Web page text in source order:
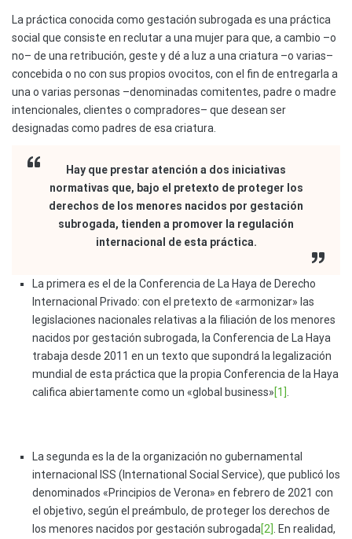
La práctica conocida como gestación subrogada es una práctica
social que consiste en reclutar a una mujer para que, a cambio –o
no– de una retribución, geste y dé a luz a una criatura –o varias–
concebida o no con sus propios ovocitos, con el fin de entregarla a
una o varias personas –denominadas comitentes, padre o madre
intencionales, clientes o compradores– que desean ser
designadas como padres de esa criatura.
Hay que prestar atención a dos iniciativas
normativas que, bajo el pretexto de proteger los
derechos de los menores nacidos por gestación
subrogada, tienden a promover la regulación
internacional de esta práctica.
La primera es el de la Conferencia de La Haya de Derecho
Internacional Privado: con el pretexto de «armonizar» las
legislaciones nacionales relativas a la filiación de los menores
nacidos por gestación subrogada, la Conferencia de La Haya
trabaja desde 2011 en un texto que supondrá la legalización
mundial de esta práctica que la propia Conferencia de la Haya
califica abiertamente como un «global business»[1]
La segunda es la de la organización no gubernamental
internacional ISS (International Social Service),que publicó los
denominados «Principios de Verona» en febrero de 2021 con
el objetivo, según el preámbulo, de proteger los derechos de
los menores nacidos por gestación subrogada[2]
. En realidad,